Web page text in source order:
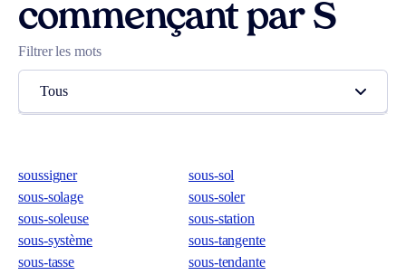
commençant par S
Filtrer les mots
Tous
soussigner
sous-sol
sous-solage
sous-soler
sous-soleuse
sous-station
sous-système
sous-tangente
sous-tasse
sous-tendante